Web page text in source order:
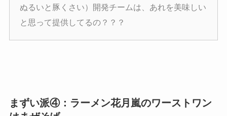
ぬるいと豚くさい）開発チームは、あれを美味しい
と思って提供してるの？？？
まずい派④：ラーメン花月嵐のワーストワン